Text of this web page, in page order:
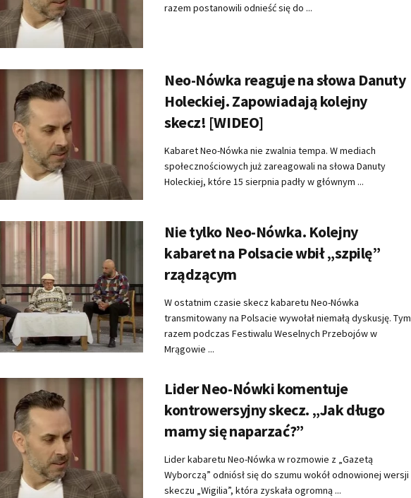
razem postanowili odnieść się do ...
Neo-Nówka reaguje na słowa Danuty
Holeckiej. Zapowiadają kolejny
skecz! [WIDEO]
Kabaret Neo-Nówka nie zwalnia tempa. W mediach
społecznościowych już zareagowali na słowa Danuty
Holeckiej, które 15 sierpnia padły w głównym ...
Nie tylko Neo-Nówka. Kolejny
kabaret na Polsacie wbił „szpilę”
rządzącym
W ostatnim czasie skecz kabaretu Neo-Nówka
transmitowany na Polsacie wywołał niemałą dyskusję. Tym
razem podczas Festiwalu Weselnych Przebojów w
Mrągowie ...
Lider Neo-Nówki komentuje
kontrowersyjny skecz. „Jak długo
mamy się naparzać?”
Lider kabaretu Neo-Nówka w rozmowie z „Gazetą
Wyborczą” odniósł się do szumu wokół odnowionej wersji
skeczu „Wigilia”, która zyskała ogromną ...